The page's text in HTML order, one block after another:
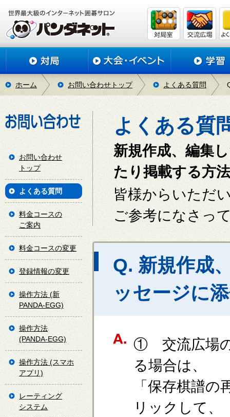
ホーム お問い合わせトップ よくある質問
よくある質
新規作成、編集
たり掲載する方
皆様からいただ
ご参考になさっ
Q. 新規作成
ッセージに
① 交流広場の
る場合は、
「保存棋譜
リックして、
お問い合わせ
トップ
よくある質問
料金コースの
ご案内
料金コースの変更
登録情報の変更
操作方法 (新
PANDA-EGG)
操作方法
(PANDA-EGG)
操作方法 (スマホ
アプリ)
レーティング
システム